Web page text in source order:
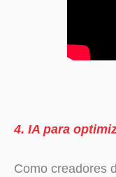
4. IA para
Como creadores